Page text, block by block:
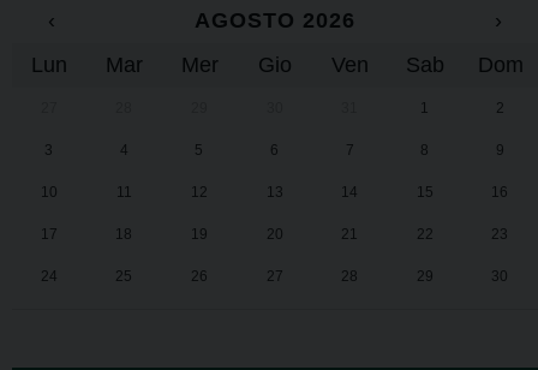
‹ AGOSTO 2026
›
Lun
Mar Mer Gio Ven Sab Dom
1 2
3 4 5 6 7 8 9
10 11 12 13 14 15 16
17 18 19 20 21 22 23
24 25 26 27 28 29 30